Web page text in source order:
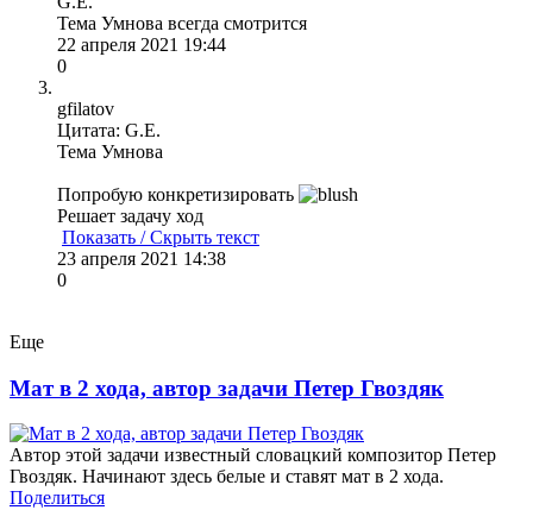
Тема Умнова всегда смотрится
22 апреля 2021 19:44
0
gfilatov
Цитата: G.E.
Тема Умнова
Попробую конкретизировать
Решает задачу ход
Показать / Скрыть текст
23 апреля 2021 14:38
0
Еще
Мат в 2 хода, автор задачи Петер Гвоздяк
Автор этой задачи известный словацкий композитор Петер
Гвоздяк. Начинают здесь белые и ставят мат в 2 хода.
Поделиться